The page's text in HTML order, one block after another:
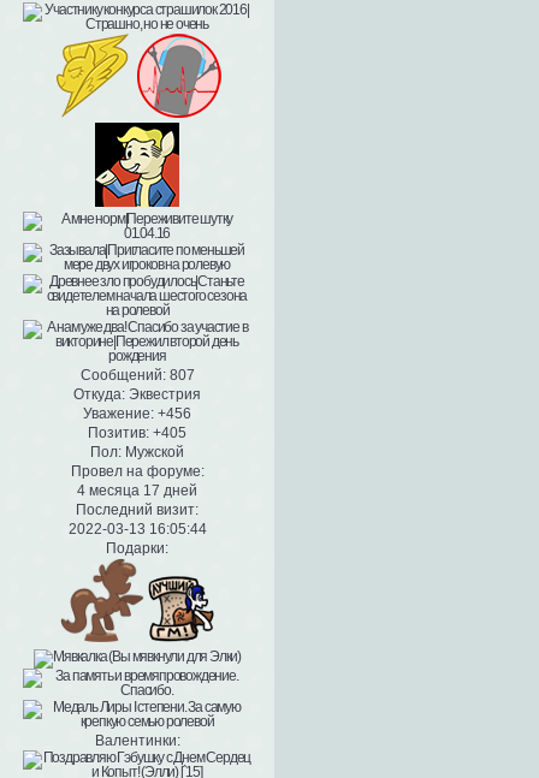
Сообщений:807
Откуда: Эквестрия
Уважение: +456
Позитив: +405
Пол: Мужской
Провел на форуме:
4 месяца 17 дней
Последний визит:
2022-03-13 16:05:44
Подарки:
Валентинки: